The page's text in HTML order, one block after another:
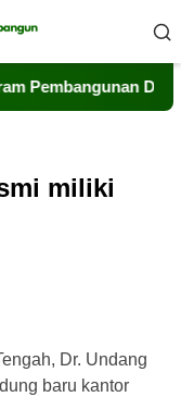
Daerah
miliki
Dr. Undang
baru kantor